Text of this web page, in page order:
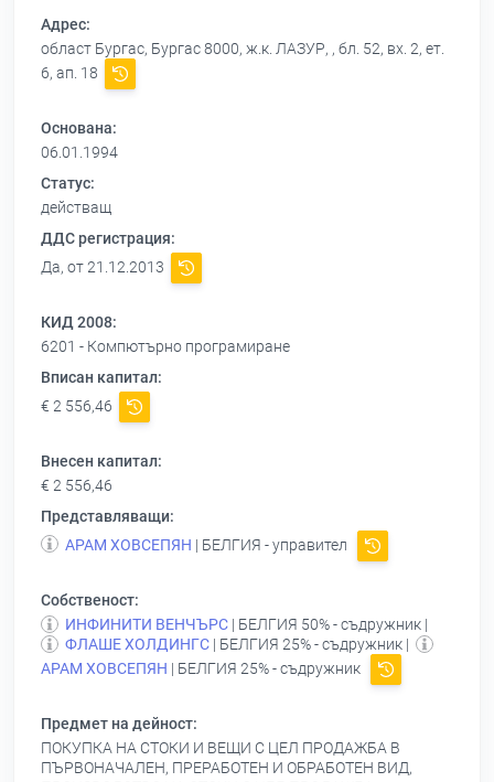
Адрес:
област Бургас, Бургас 8000, ж.к. ЛАЗУР, , бл. 52, вх. 2, ет.
6, ап. 18
Основана:
06.01.1994
Статус:
действащ
ДДС регистрация:
Да, от 21.12.2013
КИД 2008:
6201 - Компютърно програмиране
Вписан капитал:
€ 2 556,46
Внесен капитал:
€ 2 556,46
Представляващи:
АРАМ ХОВСЕПЯН | БЕЛГИЯ - управител
Собственост:
ИНФИНИТИ ВЕНЧЪРС | БЕЛГИЯ 50% - съдружник |
ФЛАШЕ ХОЛДИНГС | БЕЛГИЯ 25% - съдружник |
АРАМ ХОВСЕПЯН | БЕЛГИЯ 25% - съдружник
Предмет на дейност:
ПОКУПКА НА СТОКИ И ВЕЩИ С ЦЕЛ ПРОДАЖБА В
ПЪРВОНАЧАЛЕН, ПРЕРАБОТЕН И ОБРАБОТЕН ВИД,